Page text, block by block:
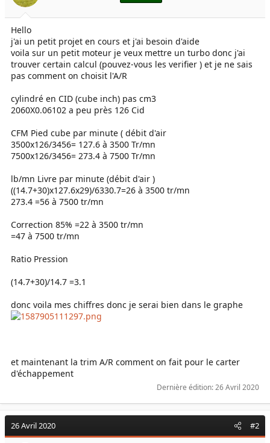
e
l
a
d
i
s
c
s
s
i
o
n
b
t
Hello
j'ai un petit projet en cours et j'ai besoin d'aide
voila sur un petit moteur je veux mettre un turbo donc j'ai
trouver certain calcul (pouvez-vous les verifier ) et je ne sais
pas comment on choisit l'A/R
cylindré en CID (cube inch) pas cm3
2060X0.06102 a peu près 126 Cid
CFM Pied cube par minute ( débit d'air
3500x126/3456= 127.6 à 3500 Tr/mn
7500x126/3456= 273.4 à 7500 Tr/mn
lb/mn Livre par minute (débit d'air )
((14.7+30)x127.6x29)/6330.7=26 à 3500 tr/mn
273.4 =56 à 7500 tr/mn
Correction 85% =22 à 3500 tr/mn
=47 à 7500 tr/mn
Ratio Pression
(14.7+30)/14.7 =3.1
donc voila mes chiffres donc je serai bien dans le graphe
et maintenant la trim A/R comment on fait pour le carter
d'échappement
Dernière édition:26 Avril 2020
26 Avril 2020 #2